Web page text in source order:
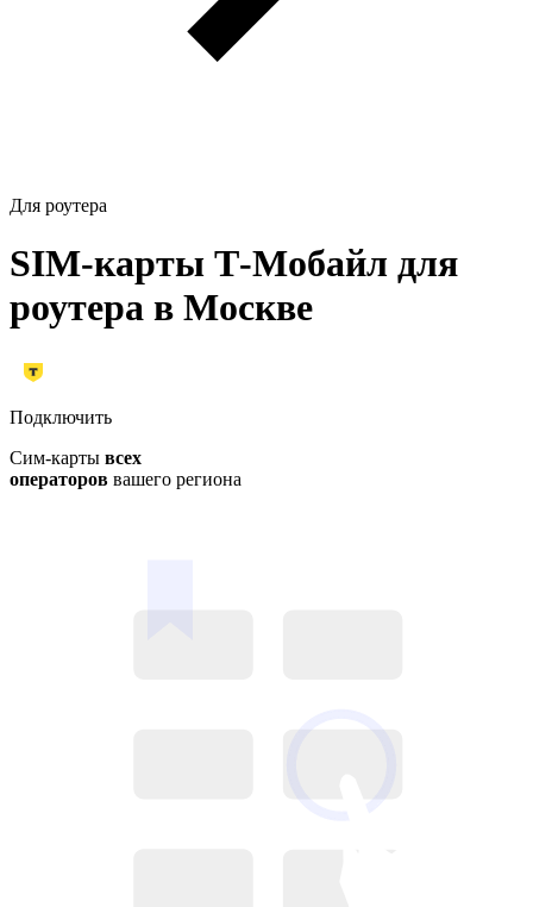
Для роутера
SIM-карты Т‑Мобайл для
роутера в Москве
Подключить
Сим-карты всех
операторов вашего региона